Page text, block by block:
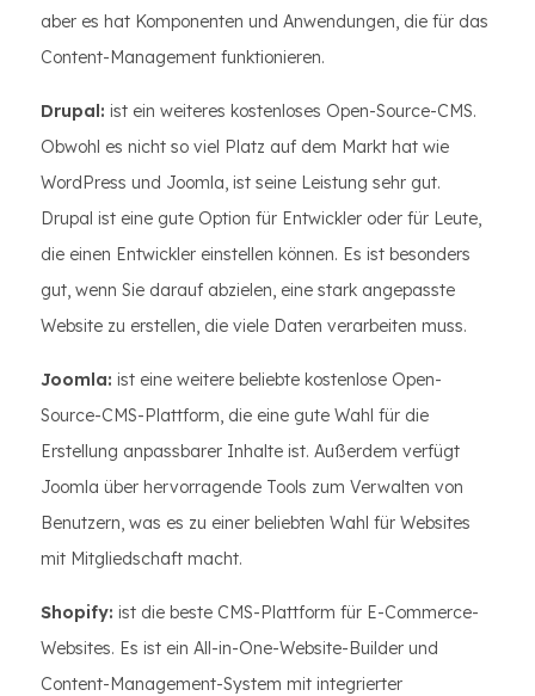
aber es hat Komponenten und Anwendungen, die für das
Content-Management funktionieren.
Drupal: ist ein weiteres kostenloses Open-Source-CMS.
Obwohl es nicht so viel Platz auf dem Markt hat wie
WordPress und Joomla, ist seine Leistung sehr gut.
Drupal ist eine gute Option für Entwickler oder für Leute,
die einen Entwickler einstellen können. Es ist besonders
gut, wenn Sie darauf abzielen, eine stark angepasste
Website zu erstellen, die viele Daten verarbeiten muss.
Joomla: ist eine weitere beliebte kostenlose Open-
Source-CMS-Plattform, die eine gute Wahl für die
Erstellung anpassbarer Inhalte ist. Außerdem verfügt
Joomla über hervorragende Tools zum Verwalten von
Benutzern, was es zu einer beliebten Wahl für Websites
mit Mitgliedschaft macht.
Shopify: ist die beste CMS-Plattform für E-Commerce-
Websites. Es ist ein All-in-One-Website-Builder und
Content-Management-System mit integrierter